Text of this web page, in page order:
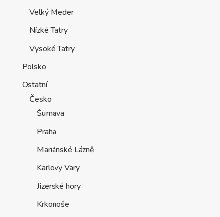
Velký Meder
Nízké Tatry
Vysoké Tatry
Polsko
Ostatní
Česko
Šumava
Praha
Mariánské Lázně
Karlovy Vary
Jizerské hory
Krkonoše